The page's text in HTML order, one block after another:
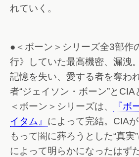
れていく。
●＜ボーン＞シリーズ全3部作
行》していた最高機密、漏洩。
記憶を失い、愛する者を奪わ
者“ジェイソン・ボーン”と
＜ボーン＞シリーズは、
『ボ
イタム』 によって完結。CIA
もって闇に葬ろうとした“真実
によって明らかになったはず